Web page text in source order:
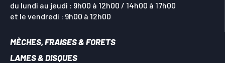
du lundi au jeudi : 9h00 à 12h00 / 14h00 à 17h00
et le vendredi : 9h00 à 12h00
MÈCHES, FRAISES & FORETS
LAMES & DISQUES